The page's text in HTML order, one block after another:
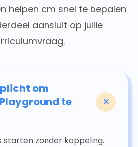
helpen om snel te bepalen
aansluit op jullie
om
te
+
starten zonder koppeling.